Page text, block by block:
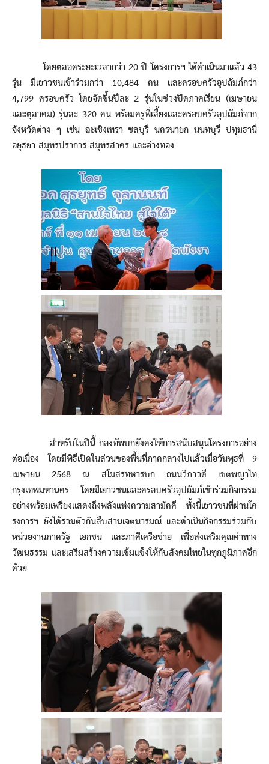
โดยตลอดระยะเวลากว่า 20 ปี โครงการฯ ได้ดำเนินมาแล้ว 43
รุ่น มีเยาวชนเข้าร่วมกว่า 10,484 คน และครอบครัวอุปถัมภ์กว่า
4,799 ครอบครัว โดยจัดขึ้นปีละ 2 รุ่นในช่วงปิดภาคเรียน (เมษายน
และตุลาคม) รุ่นละ 320 คน พร้อมครูพี่เลี้ยงและครอบครัวอุปถัมภ์จาก
จังหวัดต่าง ๆ เช่น ฉะเชิงเทรา ชลบุรี นครนายก นนทบุรี ปทุมธานี
อยุธยา สมุทรปราการ สมุทรสาคร และอ่างทอง
สำหรับในปีนี้ กองทัพบกยังคงให้การสนับสนุนโครงการอย่าง
ต่อเนื่อง โดยมีพิธีเปิดในส่วนของพื้นที่ภาคกลางไปแล้วเมื่อวันพุธที่ 9
เมษายน 2568 ณ สโมสรทหารบก ถนนวิภาวดี เขตพญาไท
กรุงเทพมหานคร โดยมีเยาวชนและครอบครัวอุปถัมภ์เข้าร่วมกิจกรรม
อย่างพร้อมเพรียงแสดงถึงพลังแห่งความสามัคคี ทั้งนี้เยาวชนที่ผ่านโค
รงการฯ ยังได้รวมตัวกันสืบสานเจตนารมณ์ และดำเนินกิจกรรมร่วมกับ
หน่วยงานภาครัฐ เอกชน และภาคีเครือข่าย เพื่อส่งเสริมคุณค่าทาง
วัฒนธรรม และเสริมสร้างความเข้มแข็งให้กับสังคมไทยในทุกภูมิภาคอีก
ด้วย